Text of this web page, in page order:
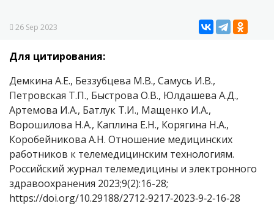
26 Sep 2023
Для цитирования:
Демкина А.Е., Беззубцева М.В., Самусь И.В.,
Петровская Т.П., Быстрова О.В., Юлдашева А.Д.,
Артемова И.А., Батлук Т.И., Мащенко И.А.,
Ворошилова Н.А., Каплина Е.Н., Корягина Н.А.,
Коробейникова А.Н. Отношение медицинских
работников к телемедицинским технологиям.
Российский журнал телемедицины и электронного
здравоохранения 2023;9(2):16-28;
https://doi.org/10.29188/2712‑9217‑2023‑9‑2‑16‑28